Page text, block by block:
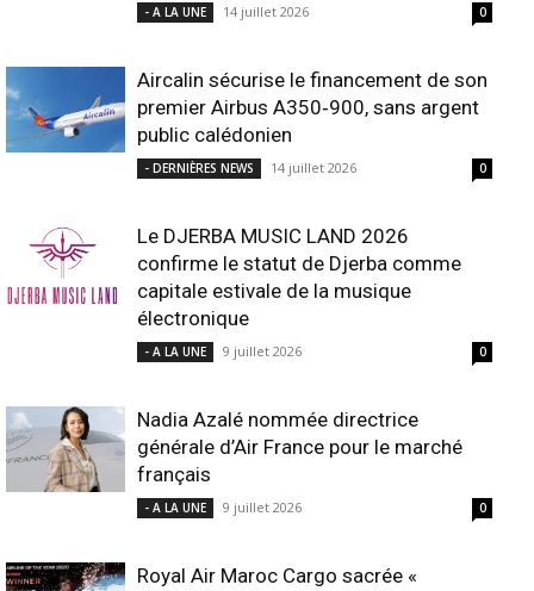
- A LA UNE 14 juillet 2026 0
Aircalin sécurise le financement de son
premier Airbus A350‑900, sans argent
public calédonien
- DERNIÈRES NEWS 14 juillet 2026 0
Le DJERBA MUSIC LAND 2026
confirme le statut de Djerba comme
capitale estivale de la musique
électronique
- A LA UNE 9 juillet 2026 0
Nadia Azalé nommée directrice
générale d’Air France pour le marché
français
- A LA UNE 9 juillet 2026 0
Royal Air Maroc Cargo sacrée «